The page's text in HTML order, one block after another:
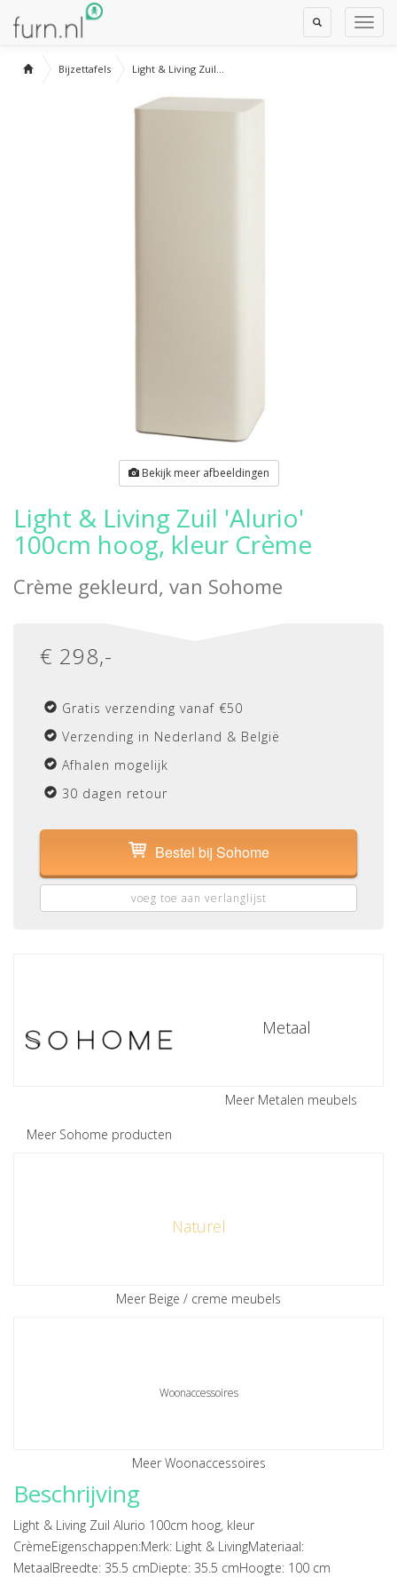
Toggle
Search
Bijzettafels Light & Living Zuil...
Bekijk meer afbeeldingen
Light & Living Zuil 'Alurio'
100cm hoog, kleur Crème
Crème gekleurd, van Sohome
€ 298,-
Gratis verzending vanaf €50
Verzending in Nederland & België
Afhalen mogelijk
30 dagen retour
Bestel bij Sohome
voeg toe aan verlanglijst
Meer Sohome producten
Metaal
Meer Metalen meubels
Naturel
Meer Beige / creme meubels
Woonaccessoires
Meer Woonaccessoires
Beschrijving
Light & Living Zuil Alurio 100cm hoog, kleur
CrèmeEigenschappen:Merk: Light & LivingMateriaal:
MetaalBreedte: 35.5 cmDiepte: 35.5 cmHoogte: 100 cm